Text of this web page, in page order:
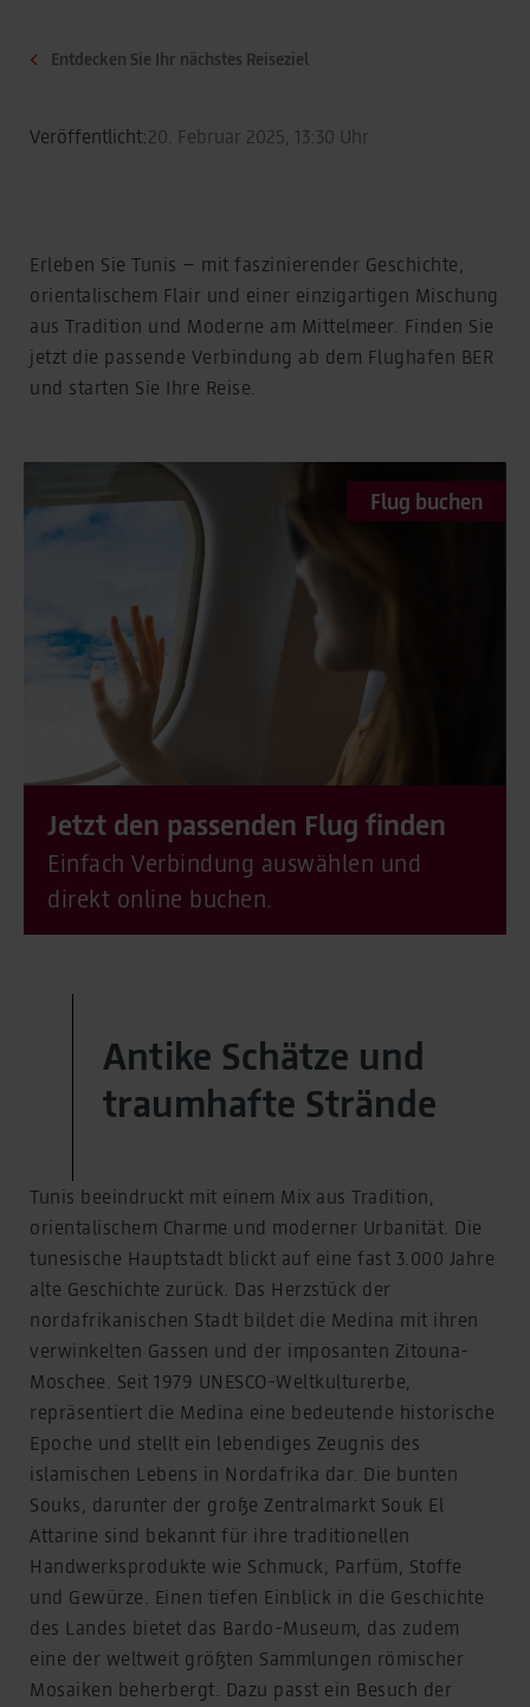
Entdecken Sie Ihr nächstes Reiseziel
Veröffentlicht:20. Februar 2025, 13:30 Uhr
Erleben Sie Tunis – mit faszinierender Geschichte,
orientalischem Flair und einer einzigartigen Mischung
aus Tradition und Moderne am Mittelmeer. Finden Sie
jetzt die passende Verbindung ab dem Flughafen BER
und starten Sie Ihre Reise.
Jetzt den passenden Flug finden
Einfach Verbindung auswählen und
direkt online buchen.
Flug buchen
Antike Schätze und
traumhafte Strände
Tunis beeindruckt mit einem Mix aus Tradition,
orientalischem Charme und moderner Urbanität. Die
tunesische Hauptstadt blickt auf eine fast 3.000 Jahre
alte Geschichte zurück. Das Herzstück der
nordafrikanischen Stadt bildet die Medina mit ihren
verwinkelten Gassen und der imposanten Zitouna-
Moschee. Seit 1979 UNESCO-Weltkulturerbe,
repräsentiert die Medina eine bedeutende historische
Epoche und stellt ein lebendiges Zeugnis des
islamischen Lebens in Nordafrika dar. Die bunten
Souks, darunter der große Zentralmarkt Souk El
Attarine sind bekannt für ihre traditionellen
Handwerksprodukte wie Schmuck, Parfüm, Stoffe
und Gewürze. Einen tiefen Einblick in die Geschichte
des Landes bietet das Bardo-Museum, das zudem
eine der weltweit größten Sammlungen römischer
Mosaiken beherbergt. Dazu passt ein Besuch der